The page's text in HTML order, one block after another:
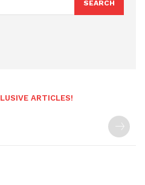
SEARCH
ARTICLES!